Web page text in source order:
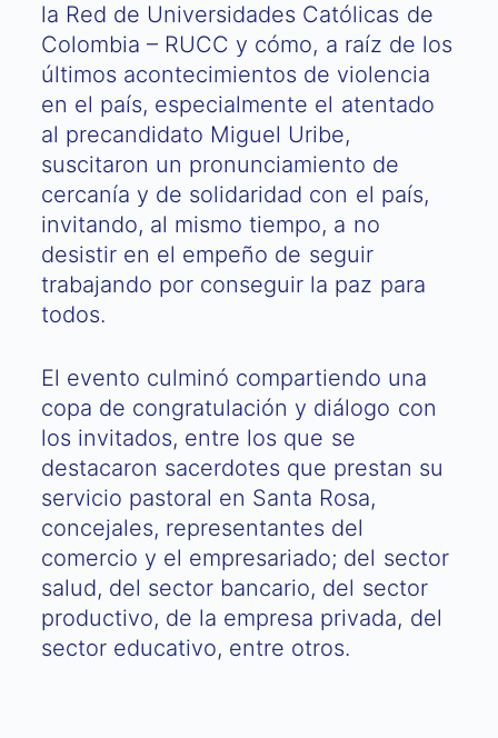
la Red de Universidades Católicas de
Colombia – RUCC y cómo, a raíz de los
últimos acontecimientos de violencia
en el país, especialmente el atentado
al precandidato Miguel Uribe,
suscitaron un pronunciamiento de
cercanía y de solidaridad con el país,
invitando, al mismo tiempo, a no
desistir en el empeño de seguir
trabajando por conseguir la paz para
todos.
El evento culminó compartiendo una
copa de congratulación y diálogo con
los invitados, entre los que se
destacaron sacerdotes que prestan su
servicio pastoral en Santa Rosa,
concejales, representantes del
comercio y el empresariado; del sector
salud, del sector bancario, del sector
productivo, de la empresa privada, del
sector educativo, entre otros.